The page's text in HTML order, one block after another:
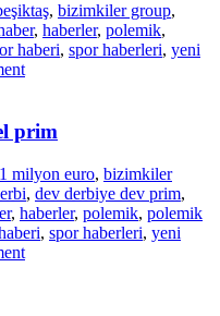
, bizimkiler group,
, haberler, polemik,
haberi, spor haberleri, yeni
prim
1 milyon euro, bizimkiler
, dev derbiye dev prim,
, haberler, polemik, polemik
, spor haberleri, yeni